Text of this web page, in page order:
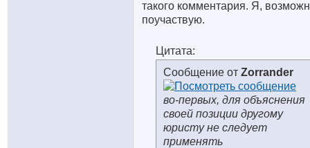
такого комментария. Я,
поучаствую.
Цитата:
Сообщение от Zorrander
во-первых, для объяснения
своей позиции другому
юристу не следует
применять